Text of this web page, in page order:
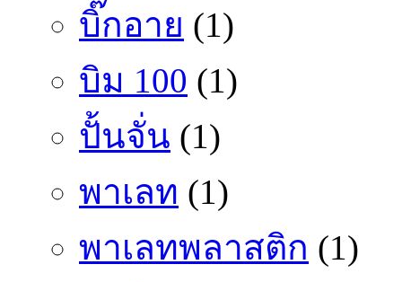
บิ๊กอาย (1)
บิม 100 (1)
ปั้นจั่น (1)
พาเลท (1)
พาเลทพลาสติก (1)